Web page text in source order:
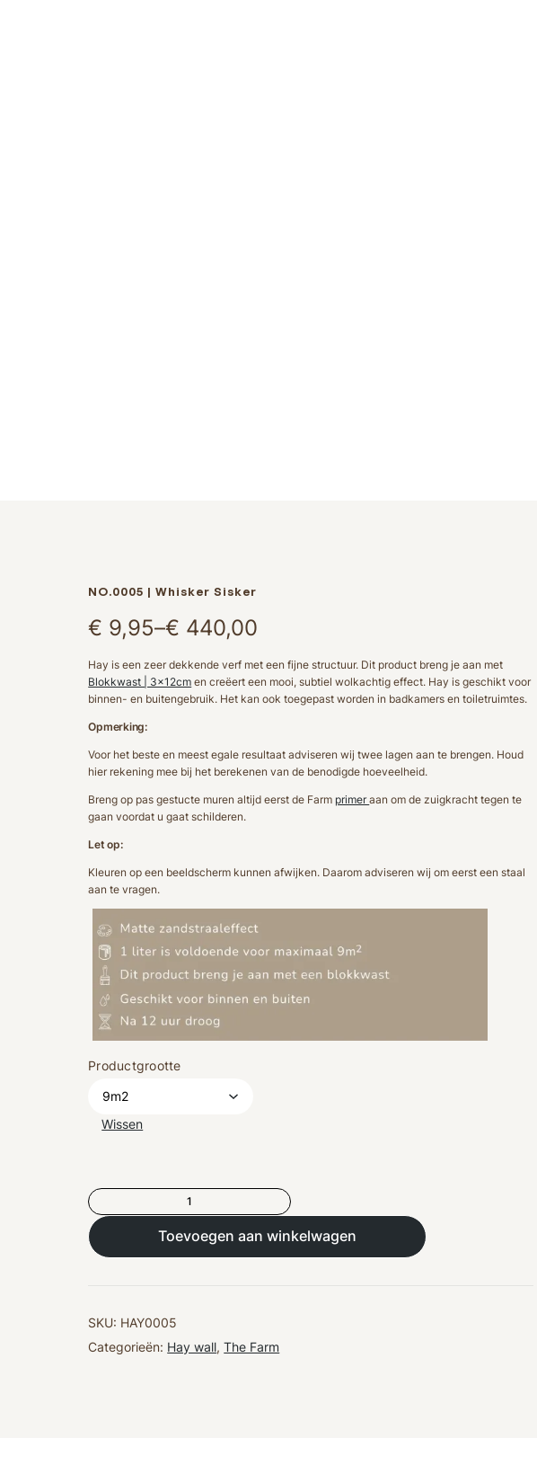
NO.0005 | Whisker Sisker
€ 9,95–€ 440,00
Prijsklasse:
€ 9,95
tot
€ 440,00
Hay is een zeer dekkende verf met een fijne structuur. Dit product breng je aan met
Blokkwast | 3x12cm en creëert een mooi, subtiel wolkachtig effect. Hay is geschikt voor
binnen- en buitengebruik. Het kan ook toegepast worden in badkamers en toiletruimtes.
Opmerking:
Voor het beste en meest egale resultaat adviseren wij twee lagen aan te brengen. Houd
hier rekening mee bij het berekenen van de benodigde hoeveelheid.
Breng op pas gestucte muren altijd eerst de Farm primeraan om de zuigkracht tegen te
gaan voordat u gaat schilderen.
Let op:
Kleuren op een beeldscherm kunnen afwijken. Daarom adviseren wij om eerst een staal
aan te vragen.
Productgrootte
Wissen
NO.0005
|
Whisker
Sisker
Toevoegen aan winkelwagen
SKU: HAY0005
Categorieën: Hay wall,The Farm